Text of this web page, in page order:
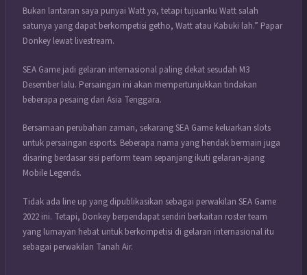
Bukan lantaran saya punyai Watt ya, tetapi tujuanku Watt salah
satunya yang dapat berkompetisi getho, Watt atau Kabuki lah.” Papar
Donkey lewat livestream.
SEA Game jadi gelaran internasional paling dekat sesudah M3
Desember lalu. Persaingan ini akan mempertunjukkan tindakan
beberapa pesaing dari Asia Tenggara.
Bersamaan perubahan zaman, sekarang SEA Game keluarkan slots
untuk persaingan esports. Beberapa nama yang hendak bermain juga
disaring berdasar sisi perform team sepanjang ikuti gelaran-ajang
Mobile Legends.
Tidak ada line up yang dipublikasikan sebagai perwakilan SEA Game
2022 ini. Tetapi, Donkey berpendapat sendiri berkaitan roster team
yang lumayan hebat untuk berkompetisi di gelaran internasional itu
sebagai perwakilan Tanah Air.